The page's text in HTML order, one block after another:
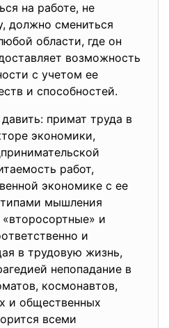
на работе, не
должно смениться
области, где он
возможность
с учетом ее
и способностей.
примат труда в
экономики,
работ,
экономике с ее
мышления
и
и
в трудовую жизнь,
непопадание в
космонавтов,
и общественных
всеми